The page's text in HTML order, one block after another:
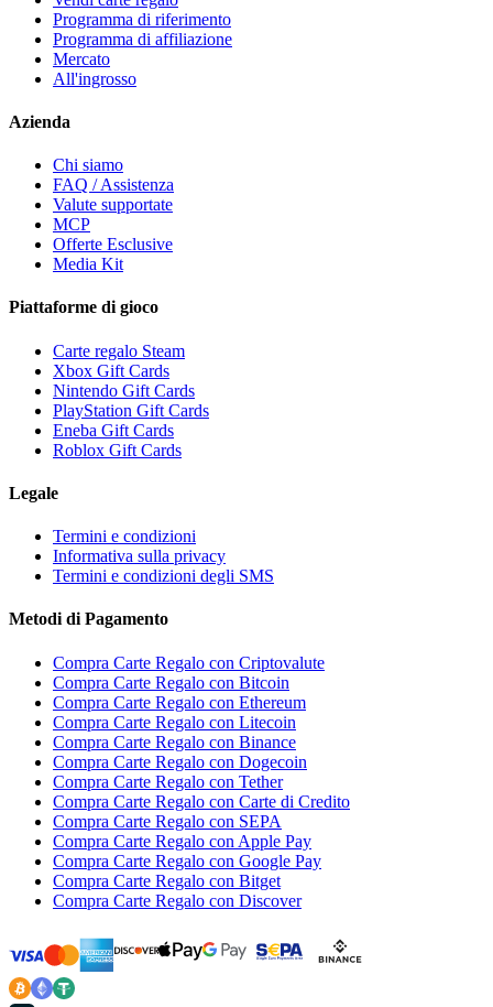
Programma di riferimento
Programma di affiliazione
Mercato
All'ingrosso
Azienda
Chi siamo
FAQ / Assistenza
Valute supportate
MCP
Offerte Esclusive
Media Kit
Piattaforme di gioco
Carte regalo Steam
Xbox Gift Cards
Nintendo Gift Cards
PlayStation Gift Cards
Eneba Gift Cards
Roblox Gift Cards
Legale
Termini e condizioni
Informativa sulla privacy
Termini e condizioni degli SMS
Metodi di Pagamento
Compra Carte Regalo con Criptovalute
Compra Carte Regalo con Bitcoin
Compra Carte Regalo con Ethereum
Compra Carte Regalo con Litecoin
Compra Carte Regalo con Binance
Compra Carte Regalo con Dogecoin
Compra Carte Regalo con Tether
Compra Carte Regalo con Carte di Credito
Compra Carte Regalo con SEPA
Compra Carte Regalo con Apple Pay
Compra Carte Regalo con Google Pay
Compra Carte Regalo con Bitget
Compra Carte Regalo con Discover